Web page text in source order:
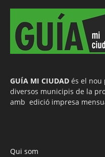
GUÍA MI CIUDAD és el nou
diversos municipis de la
amb edició impresa
Qui som